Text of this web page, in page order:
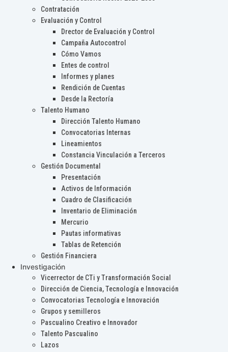
Contratación
Evaluación y Control
Drector de Evaluación y Control
Campaña Autocontrol
Cómo Vamos
Entes de control
Informes y planes
Rendición de Cuentas
Desde la Rectoría
Talento Humano
Dirección Talento Humano
Convocatorias Internas
Lineamientos
Constancia Vinculación a Terceros
Gestión Documental
Presentación
Activos de Información
Cuadro de Clasificación
Inventario de Eliminación
Mercurio
Pautas informativas
Tablas de Retención
Gestión Financiera
Investigación
Vicerrector de CTi y Transformación Social
Dirección de Ciencia, Tecnología e Innovación
Convocatorias Tecnología e Innovación
Grupos y semilleros
Pascualino Creativo e Innovador
Talento Pascualino
Lazos